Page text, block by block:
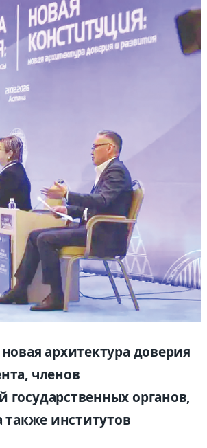
архитектура доверия
членов
органов,
также институтов